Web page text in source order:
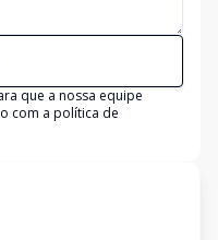
que a nossa equipe
com a política de